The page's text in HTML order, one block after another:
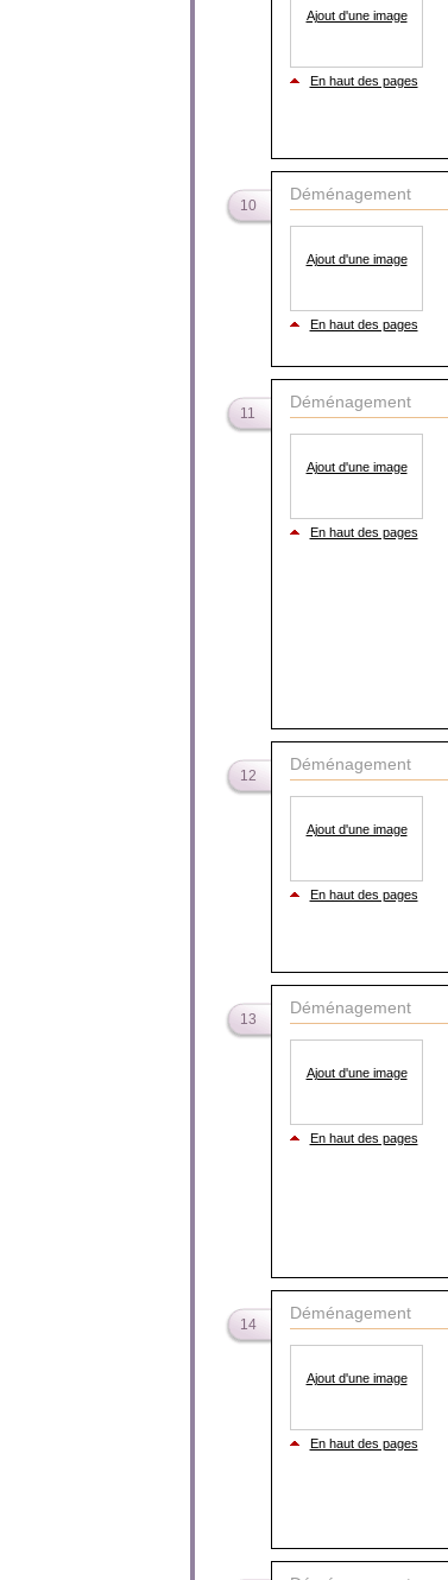
Ajout d'une image
En haut des pages
10
Déménagement
Ajout d'une image
En haut des pages
11
Déménagement
Ajout d'une image
En haut des pages
12
Déménagement
Ajout d'une image
En haut des pages
13
Déménagement
Ajout d'une image
En haut des pages
14
Déménagement
Ajout d'une image
En haut des pages